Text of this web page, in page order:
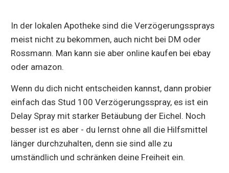
In der lokalen Apotheke sind die Verzögerungssprays
meist nicht zu bekommen, auch nicht bei DM oder
Rossmann. Man kann sie aber online kaufen bei ebay
oder amazon.
Wenn du dich nicht entscheiden kannst, dann probier
einfach das Stud 100 Verzögerungsspray, es ist ein
Delay Spray mit starker Betäubung der Eichel. Noch
besser ist es aber - du lernst ohne all die Hilfsmittel
länger durchzuhalten, denn sie sind alle zu
umständlich und schränken deine Freiheit ein.